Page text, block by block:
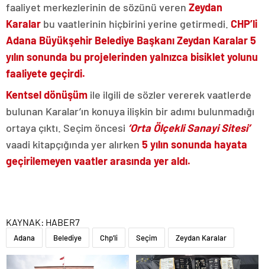
faaliyet merkezlerinin de sözünü veren Zeydan
Karalar bu vaatlerinin hiçbirini yerine getirmedi. CHP’li
Adana Büyükşehir Belediye Başkanı Zeydan Karalar 5
yılın sonunda bu projelerinden yalnızca bisiklet yolunu
faaliyete geçirdi.
Kentsel dönüşüm ile ilgili de sözler vererek vaatlerde
bulunan Karalar’ın konuya ilişkin bir adımı bulunmadığı
ortaya çıktı. Seçim öncesi ‘Orta Ölçekli Sanayi Sitesi’
vaadi kitapçığında yer alırken 5 yılın sonunda hayata
geçirilemeyen vaatler arasında yer aldı.
KAYNAK: HABER7
Adana Belediye Chp’li Seçim Zeydan Karalar